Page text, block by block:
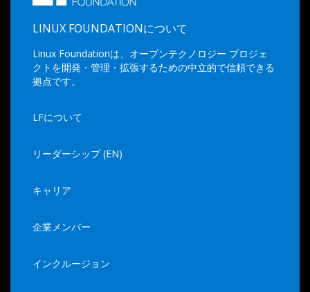
LINUX FOUNDATIONについて
Linux Foundationは、オープンテクノロジー プロジェ
クトを開発・管理・拡張するための中立的で信頼できる
拠点です。
LFについて
リーダーシップ (EN)
キャリア
企業メンバー
インクルージョン